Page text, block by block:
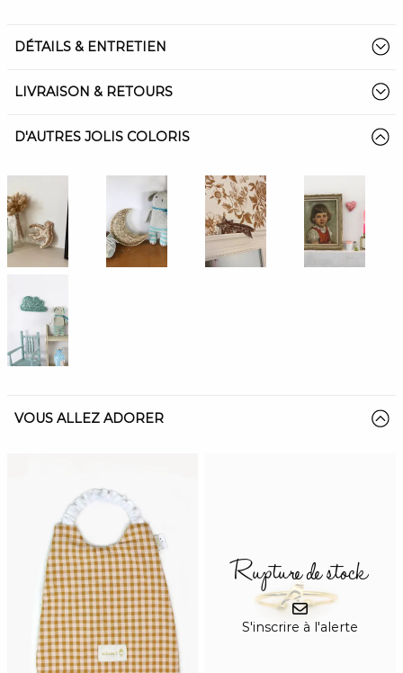
DÉTAILS & ENTRETIEN
LIVRAISON & RETOURS
D'AUTRES JOLIS COLORIS
VOUS ALLEZ ADORER
Rupture de stock
S'inscrire à l'alerte